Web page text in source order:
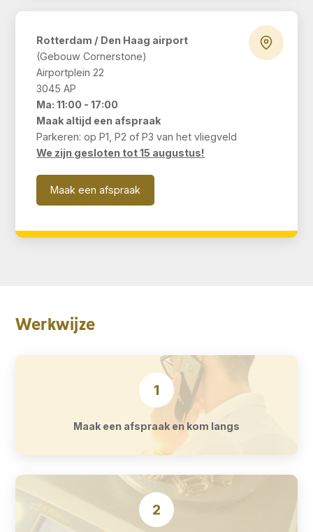
Rotterdam / Den Haag airport
(Gebouw Cornerstone)
Airportplein 22
3045 AP
Ma: 11:00 - 17:00
Maak altijd een afspraak
Parkeren: op P1, P2 of P3 van het vliegveld
We zijn gesloten tot 15 augustus!
Maak een afspraak
Werkwijze
1
Maak een afspraak en kom langs
2